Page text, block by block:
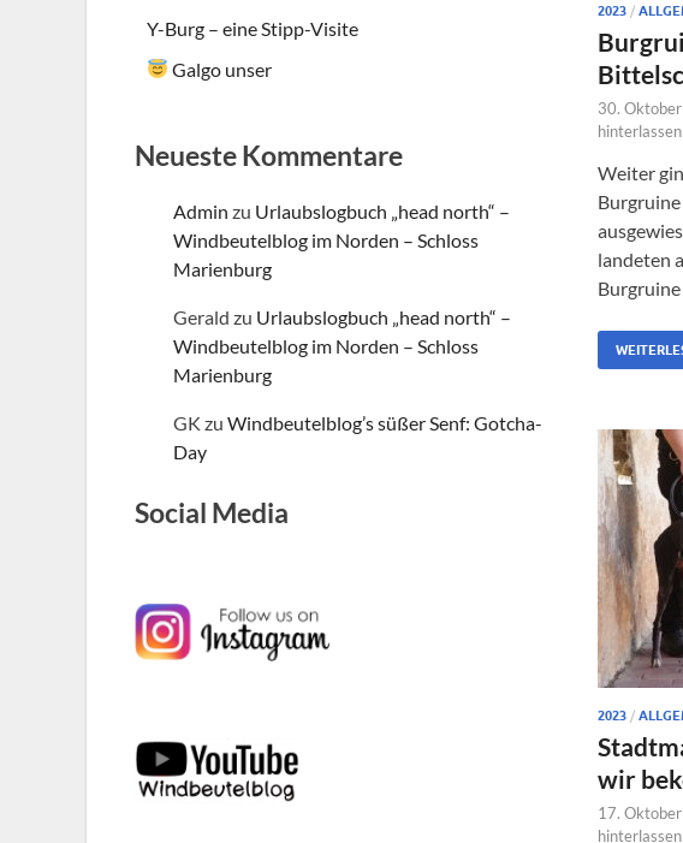
2023 /
30.
hinterlassen
Weiter
landeten
Burgruine
2023 /
wir
17.
hinterlassen
Y-Burg – eine Stipp-Visite
Galgo unser
Neueste Kommentare
Admin zu Urlaubslogbuch „head north“ –
Windbeutelblog im Norden – Schloss
Marienburg
Gerald zu Urlaubslogbuch „head north“ –
Windbeutelblog im Norden – Schloss
Marienburg
GK zu Windbeutelblog’s süßer Senf: Gotcha-
Day
Social Media